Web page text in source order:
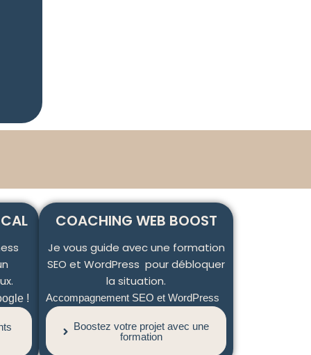
!
COACHING WEB BOOST
Je vous guide avec une formation
SEO et WordPress pour débloquer
la situation.
Accompagnement SEO et WordPress
Boostez votre projet avec une
formation